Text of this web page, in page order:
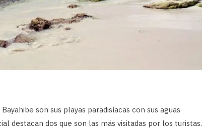
son sus playas paradisíacas con sus aguas
destacan dos que son las más visitadas por los turistas.